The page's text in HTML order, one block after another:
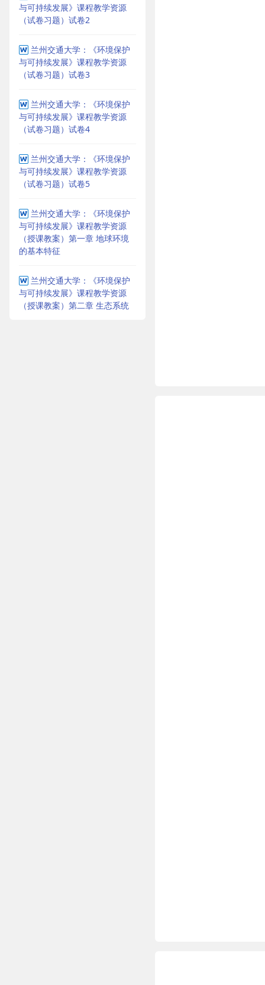
与可持续发展》课程教学资源
（试卷习题）试卷2
兰州交通大学：《环境保护
与可持续发展》课程教学资源
（试卷习题）试卷3
兰州交通大学：《环境保护
与可持续发展》课程教学资源
（试卷习题）试卷4
兰州交通大学：《环境保护
与可持续发展》课程教学资源
（试卷习题）试卷5
兰州交通大学：《环境保护
与可持续发展》课程教学资源
（授课教案）第一章 地球环境
的基本特征
兰州交通大学：《环境保护
与可持续发展》课程教学资源
（授课教案）第二章 生态系统